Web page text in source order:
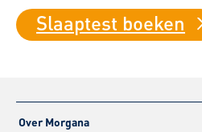
Slaaptest boeken
Over Morgana